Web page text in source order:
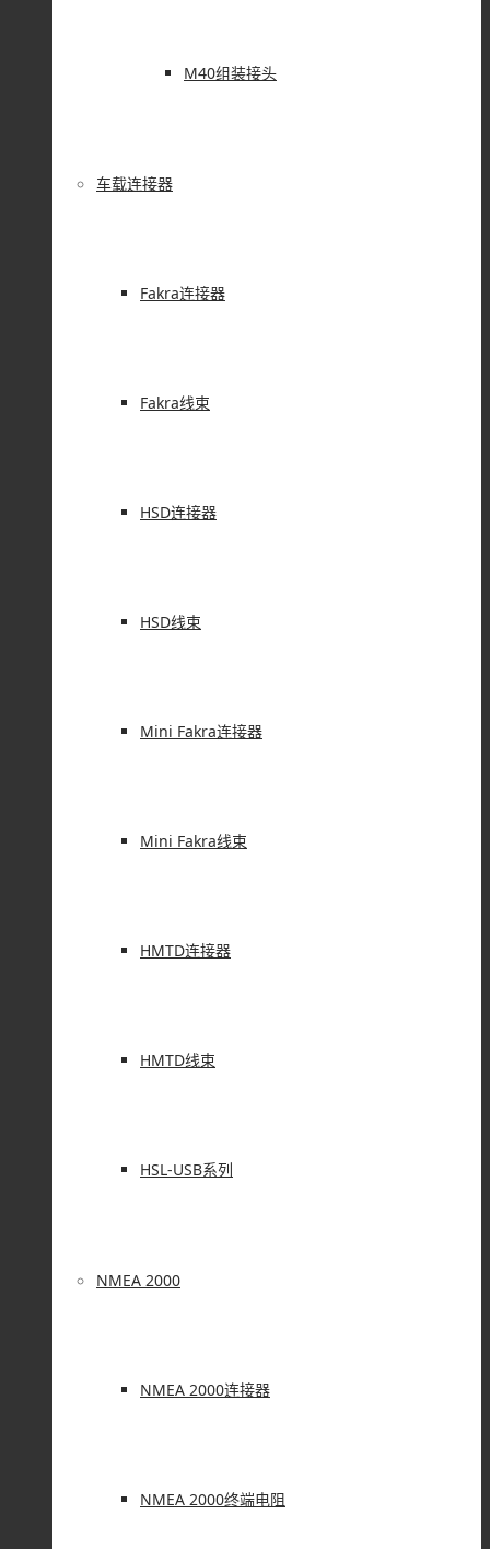
M40组装接头
车载连接器
Fakra连接器
Fakra线束
HSD连接器
HSD线束
Mini Fakra连接器
Mini Fakra线束
HMTD连接器
HMTD线束
HSL-USB系列
NMEA 2000
NMEA 2000连接器
NMEA 2000终端电阻